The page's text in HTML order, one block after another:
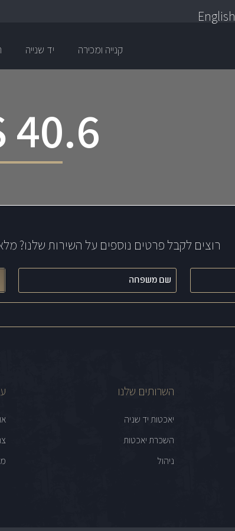
English
קנייה ומכירה יד שנייה
40.6
רוצים לקבל פרטים נוספים על השירות שלנו?
שם
משפחה
(חובה)
השרותים שלנו
יאכטות יד שניה
השכרת יאכטות
ניהול